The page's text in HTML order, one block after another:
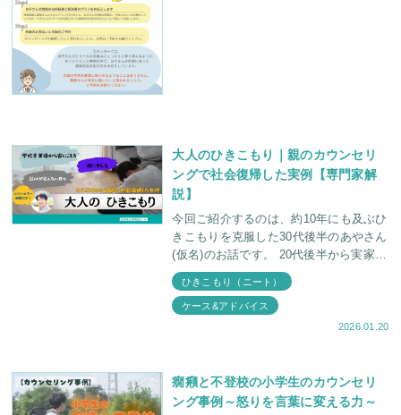
大人のひきこもり｜親のカウンセリ
ングで社会復帰した実例【専門家解
説】
今回ご紹介するのは、約10年にも及ぶひ
きこもりを克服した30代後半のあやさん
(仮名)のお話です。 20代後半から実家に
ひきこもる 親に暴言を吐いたり、物を
投げたりする 娘のことを心配
ひきこもり（ニート）
ケース&アドバイス
2026.01.20
癇癪と不登校の小学生のカウンセリ
ング事例～怒りを言葉に変える力～